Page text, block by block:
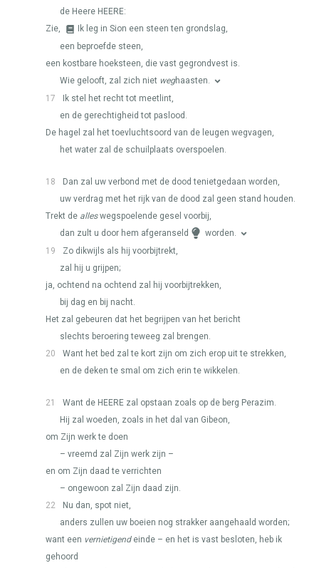
de Heere HEERE:
Zie,
Ik leg in Sion een steen ten grondslag,
een beproefde steen,
een kostbare hoeksteen, die vast gegrondvest is.
Wie gelooft, zal zich niet weghaasten.
17
Ik stel het recht tot meetlint,
en de gerechtigheid tot paslood.
De hagel zal het toevluchtsoord van de leugen wegvagen,
het water zal de schuilplaats overspoelen.
18
Dan zal uw verbond met de dood tenietgedaan worden,
uw verdrag met het rijk van de dood zal geen stand houden.
Trekt de alleswegspoelende gesel voorbij,
dan zult u door hem afgeranseld
worden.
19
Zo dikwijls als hij voorbijtrekt,
zal hij u grijpen;
ja, ochtend na ochtend zal hij voorbijtrekken,
bij dag en bij nacht.
Het zal gebeuren dat het begrijpen van het bericht
slechts beroering teweeg zal brengen.
20
Want het bed zal te kort zijn om zich erop uit te strekken,
en de deken te smal om zich erin te wikkelen.
21 Want de HEERE zal opstaan zoals op de berg Perazim.
Hij zal woeden, zoals in het dal van Gibeon,
om Zijn werk te doen
– vreemd zal Zijn werk zijn –
en om Zijn daad te verrichten
– ongewoon zal Zijn daad zijn.
22
Nu dan, spot niet,
anders zullen uw boeien nog strakker aangehaald worden;
want een vernietigendeinde – en het is vast besloten, heb ik
gehoord